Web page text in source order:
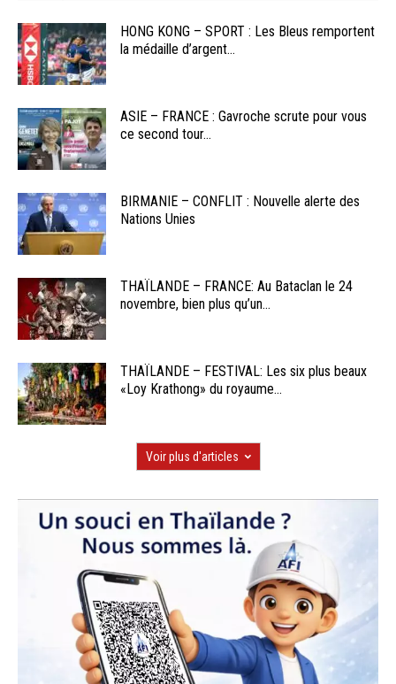
HONG KONG – SPORT : Les Bleus remportent
la médaille d’argent...
ASIE – FRANCE : Gavroche scrute pour vous
ce second tour...
BIRMANIE – CONFLIT : Nouvelle alerte des
Nations Unies
THAÏLANDE – FRANCE: Au Bataclan le 24
novembre, bien plus qu’un...
THAÏLANDE – FESTIVAL: Les six plus beaux
«Loy Krathong» du royaume...
Voir plus d'articles